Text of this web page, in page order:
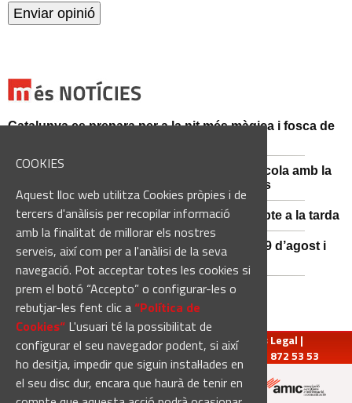
COOKIES
Aquest lloc web utilitza Cookies pròpies i de
tercers d'anàlisis per recopilar informació
amb la finalitat de millorar els nostres
serveis, així com per a l'anàlisi de la seva
navegació. Pot acceptar totes les cookies si
prem el botó “Accepto” o configurar-les o
rebutjar-les fent clic a“Política de
Cookies“ L'usuari té la possibilitat de
configurar el seu navegador podent, si així
ho desitja, impedir que siguin instal·lades en
el seu disc dur, encara que haurà de tenir en
Catalunya es prepara per a la nit més màgica i fosca de
Sant Fruitós posa en valor el patrimoni agrícola amb la
restauració i exposició de peces històriques
Es manté la previsió de pluges fortes dissabte a la tarda
El 3x3 de bàsquet de Solsona s’avança al 29 d’agost i
estrena premis en metàl·lic
redaccio@manresadiari.cat|Qui som Avís Legal |
Pompeu Fabra, 7-13, 08240-Manresa | Tel.: 93 872 53 53